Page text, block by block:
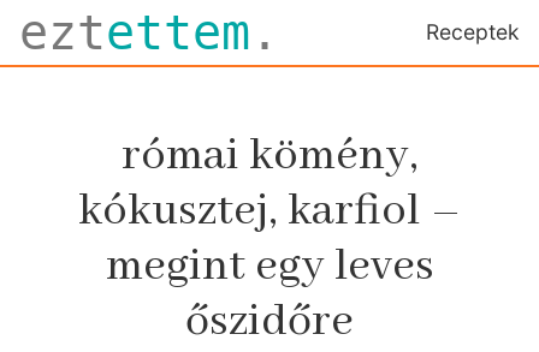
eztettem . Receptek
római kömény,
kókusztej, karfiol –
megint egy leves
őszidőre